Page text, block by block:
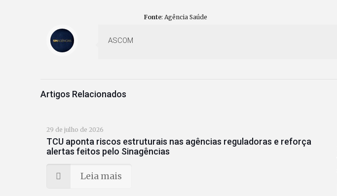
Fonte: Agência Saúde
ASCOM
Artigos Relacionados
29 de julho de 2026
TCU aponta riscos estruturais nas agências reguladoras e reforça
alertas feitos pelo Sinagências
Leia mais